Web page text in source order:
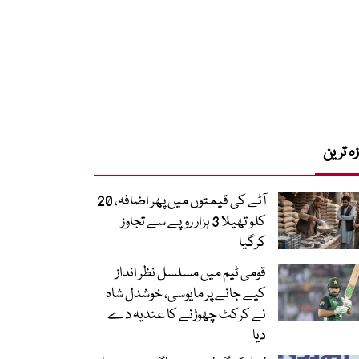
ترین
آٹے کی قیمتوں میں پھر اضافہ، 20
کلو تھیلا 3 ہزار روپے سے تجاوز
کرگیا
قومی ٹیم میں مسلسل نظر انداز
کیے جانے پر مایوسی، خوشدل شاہ
نے کرکٹ چھوڑنے کا عندیہ دے
دیا